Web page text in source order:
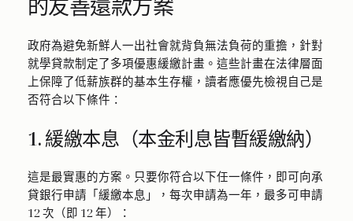
的友善還款方案
政府為避免新鮮人一出社會就背負無法負荷的重擔，針對
就學貸款制定了多項優惠緩繳計畫。這些計畫在法律層面
上保障了低薪族群的基本生存權，讀者應優先檢視自己是
否符合以下條件：
1. 緩繳本息（本金利息皆暫緩繳納）
這是最實惠的方案。只要你符合以下任一條件，即可向承
貸銀行申請「緩繳本息」，每次申請為一年，最多可申請
12 次（即 12 年）：